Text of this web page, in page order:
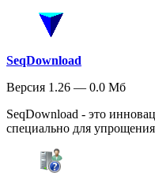
SeqDownload
Версия 1.26 — 0.0 Мб
SeqDownload - это
специально для